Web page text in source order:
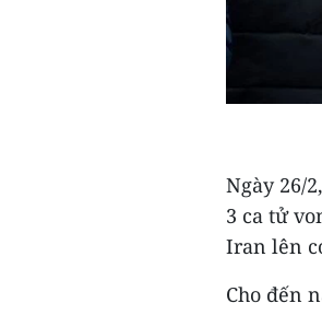
Ngày 26/
3 ca tử
Iran lên
Cho đến